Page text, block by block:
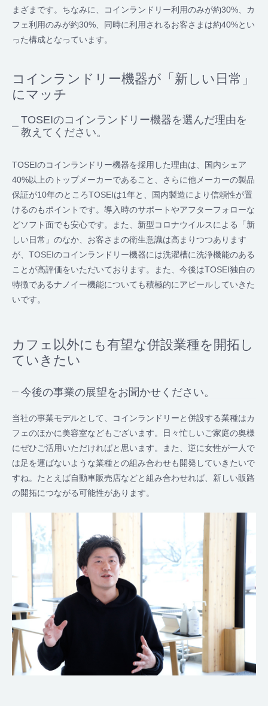
まざまです。ちなみに、コインランドリー利用のみが約30%、カ
フェ利用のみが約30%、同時に利用されるお客さまは約40%とい
った構成となっています。
コインランドリー機器が「新しい日常」
にマッチ
TOSEIのコインランドリー機器を選んだ理由を
教えてください。
TOSEIのコインランドリー機器を採用した理由は、国内シェア
40%以上のトップメーカーであること、さらに他メーカーの製品
保証が10年のところTOSEIは1年と、国内製造により信頼性が置
けるのもポイントです。導入時のサポートやアフターフォローな
どソフト面でも安心です。また、新型コロナウイルスによる「新
しい日常」のなか、お客さまの衛生意識は高まりつつあります
が、TOSEIのコインランドリー機器には洗濯槽に洗浄機能のある
ことが高評価をいただいております。また、今後はTOSEI独自の
特徴であるナノイー機能についても積極的にアピールしていきた
いです。
カフェ以外にも有望な併設業種を開拓し
ていきたい
今後の事業の展望をお聞かせください。
当社の事業モデルとして、コインランドリーと併設する業種はカ
フェのほかに美容室などもございます。日々忙しいご家庭の奥様
にぜひご活用いただければと思います。また、逆に女性が一人で
は足を運ばないような業種との組み合わせも開発していきたいで
すね。たとえば自動車販売店などと組み合わせれば、新しい販路
の開拓につながる可能性があります。